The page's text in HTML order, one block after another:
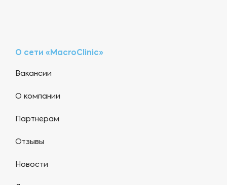
О сети «MacroClinic»
Вакансии
О компании
Партнерам
Отзывы
Новости